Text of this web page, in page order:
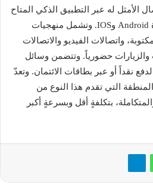
الأمثل له عبر التطبيق الذكي المتاح
على مراكز التطبيقات لأجهزة Android وIOS. وتشمل منهجيات
واتصالات الفيديو والاتصالات
والزيارات حضورياً. وتتضمن وسائل
نقداً أو عبر بطاقات الائتمان. وتعدّ
التي تقدم هذا النوع من
بتكلفةٍ أقل وبسرعةٍ أكبر